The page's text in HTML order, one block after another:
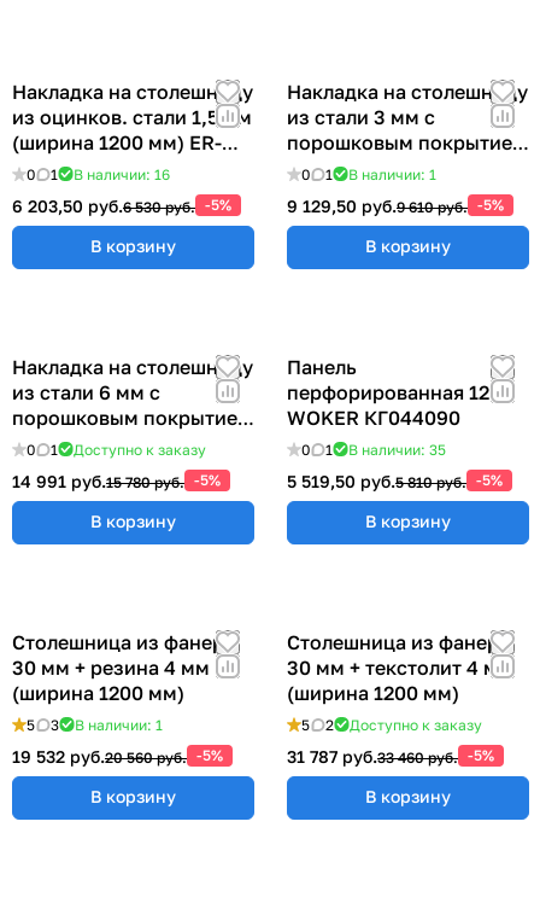
Накладка на столешницу
из оцинков. стали 1,5 мм
(ширина 1200 мм) ER-
00018999
0 1 В наличии: 16
6 203,50 руб.6 530 руб. -5%
В корзину
Накладка на столешницу
из стали 3 мм с
порошковым покрытием
(ширина 1200 мм)
0 1 В наличии: 1
9 129,50 руб.9 610 руб. -5%
В корзину
Накладка на столешницу
из стали 6 мм с
порошковым покрытием
(ширина 1200 мм)
0 1 Доступно к заказу
14 991 руб.15 780 руб. -5%
В корзину
Панель
перфорированная 1200
WOKER КГ044090
0 1 В наличии: 35
5 519,50 руб.5 810 руб. -5%
В корзину
Столешница из фанеры
30 мм + резина 4 мм
(ширина 1200 мм)
5 3 В наличии: 1
19 532 руб.20 560 руб. -5%
В корзину
Столешница из фанеры
30 мм + текстолит 4 мм
(ширина 1200 мм)
5 2 Доступно к заказу
31 787 руб.33 460 руб. -5%
В корзину